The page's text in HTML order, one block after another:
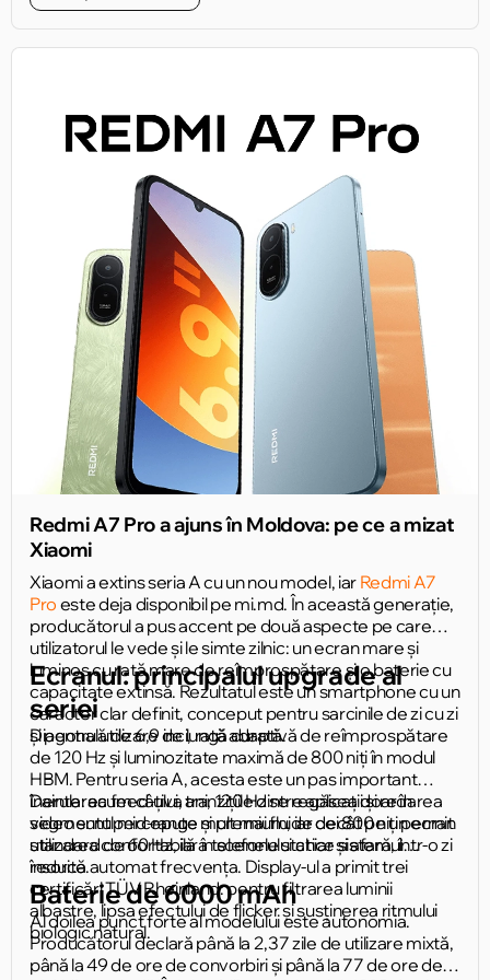
Redmi A7 Pro a ajuns în Moldova: pe ce a mizat
Xiaomi
Xiaomi a extins seria A cu un nou model, iar Redmi A7
Pro este deja disponibil pe mi.md. În această generație,
producătorul a pus accent pe două aspecte pe care
utilizatorul le vede și le simte zilnic: un ecran mare și
luminos cu rată mare de reîmprospătare și o baterie cu
capacitate extinsă. Rezultatul este un smartphone cu un
caracter clar definit, conceput pentru sarcinile de zi cu zi
și pentru utilizare de lungă durată.
Ecranul: principalul upgrade al
seriei
Diagonală de 6,9 inci, rată adaptivă de reîmprospătare
de 120 Hz și luminozitate maximă de 800 niți în modul
HBM. Pentru seria A, acesta este un pas important
înainte: acum câțiva ani, 120 Hz se regăsea doar în
segmentul mid-range și premium, iar cei 800 niți permit
utilizarea confortabilă a telefonului chiar și afară, într-o zi
însorită.
Derularea feed-ului, tranzițiile dintre aplicații și redarea
video sunt percepute mult mai fluide decât pe un ecran
standard de 60 Hz, iar în scenele statice sistemul
reduce automat frecvența. Display-ul a primit trei
certificări TÜV Rheinland: pentru filtrarea luminii
albastre, lipsa efectului de flicker și susținerea ritmului
biologic natural.
Baterie de 6000 mAh
Al doilea punct forte al modelului este autonomia.
Producătorul declară până la 2,37 zile de utilizare mixtă,
până la 49 de ore de convorbiri și până la 77 de ore de